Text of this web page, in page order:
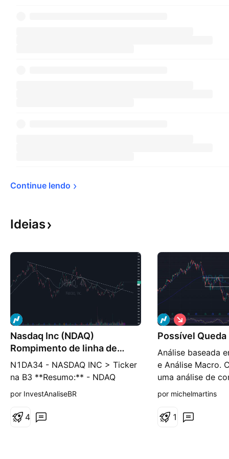
Continue lendo
Ideias
Nasdaq Inc (NDAQ)
Rompimento de linha de
tendência
N1DA34 - NASDAQ INC > Ticker
na B3 **Resumo:** - NDAQ
recentemente rompeu uma linha
de 4 horas. - Após o
por InvestAnaliseBR
4
Possível Queda
Análise baseada
e Análise Macro.
uma análise de
reunião do
taxa de juros,
V
i
é
d
e
b
a
x
por michelmartins
1